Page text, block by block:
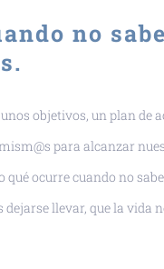
no
unos objetivos, un plan de
para alcanzar
qué ocurre cuando no
llevar, que la vida